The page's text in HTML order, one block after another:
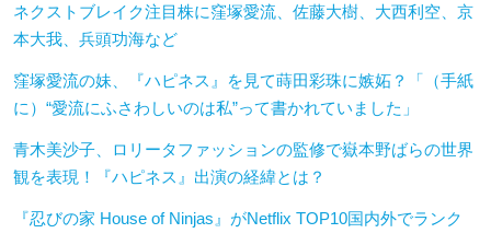
ネクストブレイク注目株に窪塚愛流、佐藤大樹、大西利空、京
本大我、兵頭功海など
窪塚愛流の妹、『ハピネス』を見て蒔田彩珠に嫉妬？「（手紙
に）“愛流にふさわしいのは私”って書かれていました」
青木美沙子、ロリータファッションの監修で嶽本野ばらの世界
観を表現！『ハピネス』出演の経緯とは？
『忍びの家 House of Ninjas』がNetflix TOP10国内外でランク